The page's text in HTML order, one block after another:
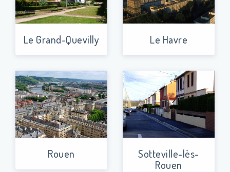
Le Grand-Quevilly Le Havre
Rouen
Sotteville-lès-
Rouen